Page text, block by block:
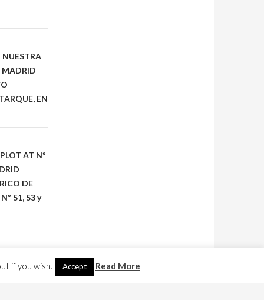
MADRID
EN
AT Nº
DE
51, 53 y
if you wish. Accept Read More